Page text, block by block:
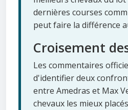
dernières courses
peut faire la différence
Croisement
Les commentaires
d'identifier deux
entre Amedras et Max
chevaux les mieux